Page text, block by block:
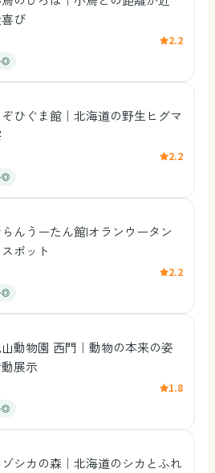
び
2.2
◎
ぞひぐま館｜北海道の野生ヒグマ
2.2
◎
らんうーたん館|オランウータン
ポット
2.2
◎
山動物園 西門｜動物の本来の姿
展示
1.8
◎
ゾシカの森｜北海道のシカとふれ